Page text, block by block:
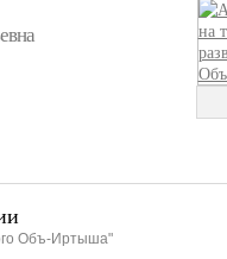
Объ-Иртыша"